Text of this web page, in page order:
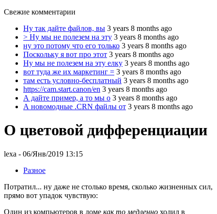
Свежие комментарии
Ну так дайте файлов, вы 3 years 8 months ago
> Ну мы не полезем на эту 3 years 8 months ago
ну это потому что его только 3 years 8 months ago
Поскольку я вот про этот 3 years 8 months ago
Ну мы не полезем на эту елку 3 years 8 months ago
вот туда же их маркетинг = 3 years 8 months ago
там есть условно-бесплатный 3 years 8 months ago
https://cam.start.canon/en 3 years 8 months ago
А дайте пример, а то мы о 3 years 8 months ago
А новомодные .CRN файлы от 3 years 8 months ago
О цветовой дифференциации
lexa - 06/Янв/2019 13:15
Разное
Потратил... ну даже не столько время, сколько жизненных сил,
прямо вот упадок чувствую:
Один из компьютеров в доме как то медленно ходил в